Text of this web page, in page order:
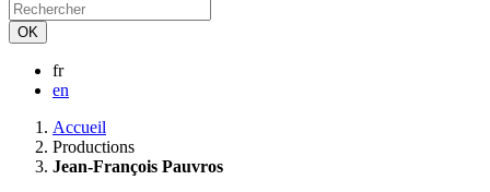
OK
fr
en
Accueil
Productions
Jean-François Pauvros